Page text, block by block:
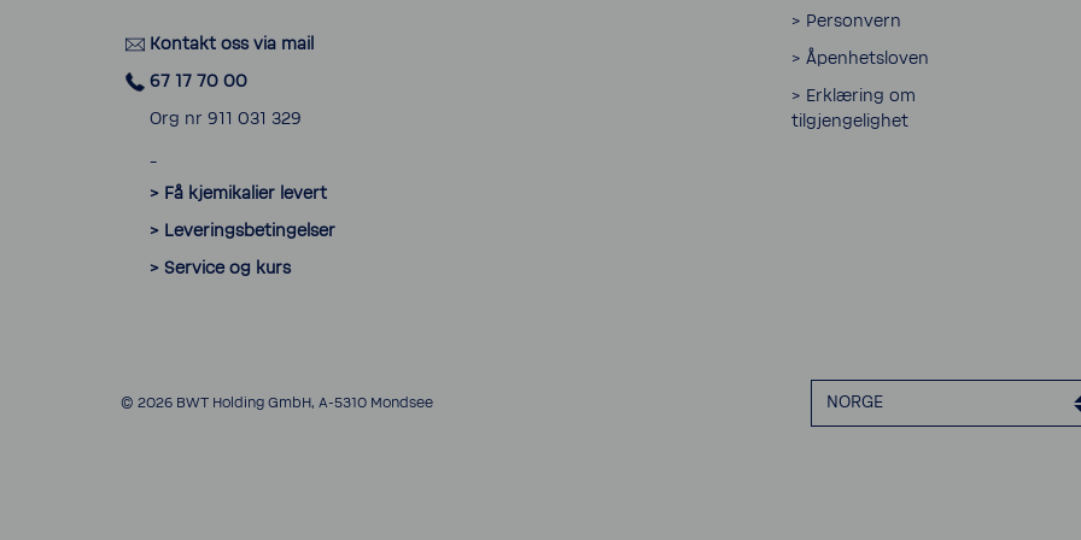
Kontakt oss via mail
67 17 70 00
Org nr 911 031 329
> Få kjemikalier levert
> Leveringsbetingelser
> Service og kurs
> Personvern
> Åpenhetsloven
> Erklæring om
tilgjengelighet
© 2026 BWT Holding GmbH, A-5310 Mondsee NORGE